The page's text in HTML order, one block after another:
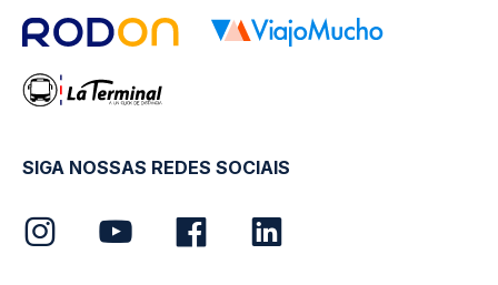
SIGA NOSSAS REDES SOCIAIS